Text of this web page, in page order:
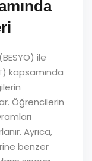
ile
kapsamında
Öğrencilerin
Ayrıca,
benzer